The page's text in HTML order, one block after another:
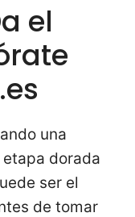
el
una
dorada
ser el
de tomar